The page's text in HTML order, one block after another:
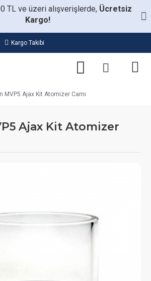
TL ve üzeri alışverişlerde, Ücretsiz
Kargo!
Kargo Takibi
MVP5 Ajax Kit Atomizer Camı
Ajax Kit Atomizer